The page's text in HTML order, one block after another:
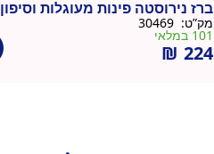
ברז נירוסטה פינות מעוגלות וסיפון
מק”ט:
101 במלאי
₪ 224